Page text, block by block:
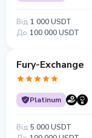
Від 1 000 USDT
До 100 000 USDT
Fury-Exchange
Platinum
Від 5 000 USDT